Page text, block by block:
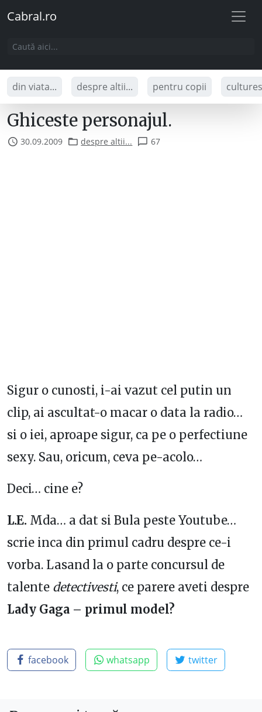
Cabral.ro
din viata... despre altii... pentru copii
Ghiceste personajul.
30.09.2009 despre altii... 67
Sigur o cunosti, i-ai vazut cel putin un
clip, ai ascultat-o macar o data la radio…
si o iei, aproape sigur, ca pe o perfectiune
sexy. Sau, oricum, ceva pe-acolo…
Deci… cine e?
L.E. Mda… a dat si Bula peste Youtube…
scrie inca din primul cadru despre ce-i
vorba. Lasand la o parte concursul de
talente detectivesti, ce parere aveti despre
Lady Gaga – primul model?
facebook whatsapp twitter